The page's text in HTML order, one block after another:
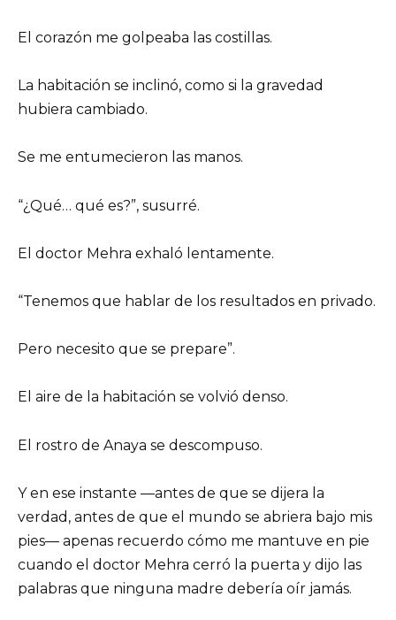
El corazón me golpeaba las costillas.
La habitación se inclinó, como si la gravedad
hubiera cambiado.
Se me entumecieron las manos.
“¿Qué… qué es?”, susurré.
El doctor Mehra exhaló lentamente.
“Tenemos que hablar de los resultados en privado.
Pero necesito que se prepare”.
El aire de la habitación se volvió denso.
El rostro de Anaya se descompuso.
Y en ese instante —antes de que se dijera la
verdad, antes de que el mundo se abriera bajo mis
pies— apenas recuerdo cómo me mantuve en pie
cuando el doctor Mehra cerró la puerta y dijo las
palabras que ninguna madre debería oír jamás.